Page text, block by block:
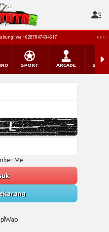
untuk saat ini WA utama
Me
SPORT ARCADE
Wap